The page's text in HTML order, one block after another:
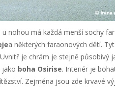
nohou má každá menší sochy
a některých faraonových dětí.
je chrám je stejně působivý
jako boha Osirise. Interiér je
Zejména jsou zde krvavé